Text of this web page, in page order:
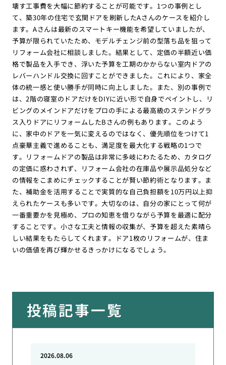
壊す工事費を大幅に節約することが可能です。1つの事例とし
て、築30年の住宅で玄関ドアを刷新したAさんのケースを紹介し
ます。Aさんは最新のスマートキー機能を希望していましたが、
予算が限られていたため、モデルチェンジ前の型落ち品を狙って
リフォーム会社に相談しました。結果として、定価の半額近い価
格で製品を入手でき、浮いた予算を工期のかからない室内ドアの
レバーハンドル交換に回すことができました。これにより、家全
体の統一感と使い勝手が同時に向上しました。また、別の事例で
は、2階の寝室のドアだけをDIYに近い形で自身でペイントし、リ
ビングのメインドアだけをプロの手による最高級のステンドグラ
ス入りドアにリフォームしたBさんの例もあります。このよう
に、家中のドアを一気に変えるのではなく、優先順位をつけて1
点豪華主義で進めることも、満足度を最大化する戦略の1つで
す。リフォームドアの製品は非常に多岐にわたるため、カタログ
の定価に惑わされず、リフォーム会社の在庫品や展示品処分など
の情報をこまめにチェックすることが賢い節約術となります。ま
た、補助金を活用することで実質的な自己負担額を10万円以上抑
えられたケースも多いです。大切なのは、自分の家にとって何が
一番重要かを見極め、プロの知恵を借りながら予算を最適に配分
することです。小さな工夫と情報の収集が、予算を超えた素晴ら
しい結果をもたらしてくれます。ドア1枚のリフォームが、住ま
いの価値を再び輝かせるきっかけになるでしょう。
投稿記事一覧
2026.08.06